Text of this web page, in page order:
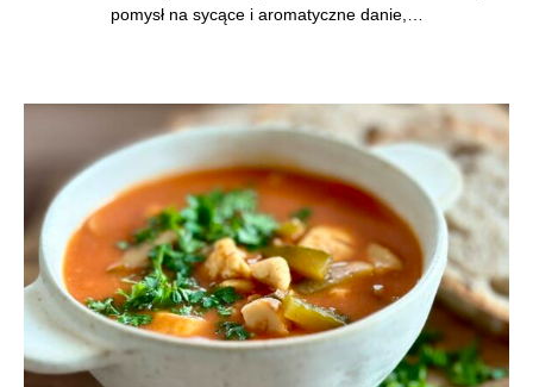
pomysł na sycące i aromatyczne danie,…